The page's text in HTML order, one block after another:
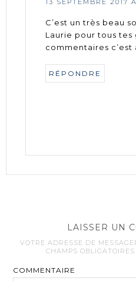
13 SEPTEMBRE 2017
C’est un très beau
Laurie pour tous tes
commentaires c’est
RÉPONDRE
LAISSER UN
VOTRE ADRESSE DE
CHAMPS
COMMENTAIRE